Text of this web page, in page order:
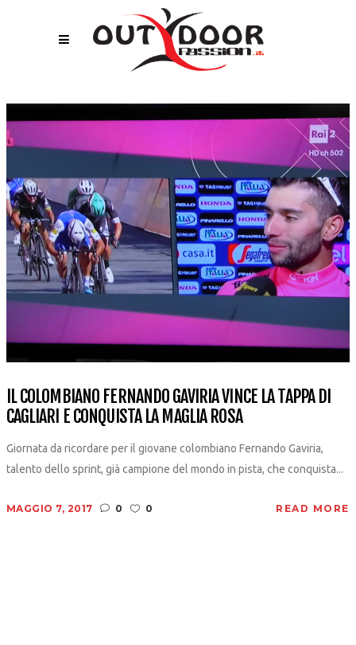
IL COLOMBIANO FERNANDO GAVIRIA VINCE LA TAPPA DI
CAGLIARI E CONQUISTA LA MAGLIA ROSA
Giornata da ricordare per il giovane colombiano Fernando Gaviria,
talento dello sprint, già campione del mondo in pista, che conquista...
MAGGIO 7, 2017 0 0 READ MORE